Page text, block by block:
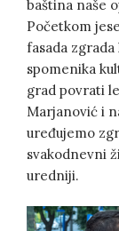
baština naše
Početkom
fasada
spomenika
grad povrati
Marjanović i
uređujemo
svakodnevni
uredniji.